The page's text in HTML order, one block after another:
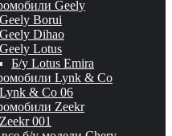
Geely
Borui
Dihao
Lotus
Б/у Lotus Emira
Lynk & Co
& Co 06
Zeekr
001